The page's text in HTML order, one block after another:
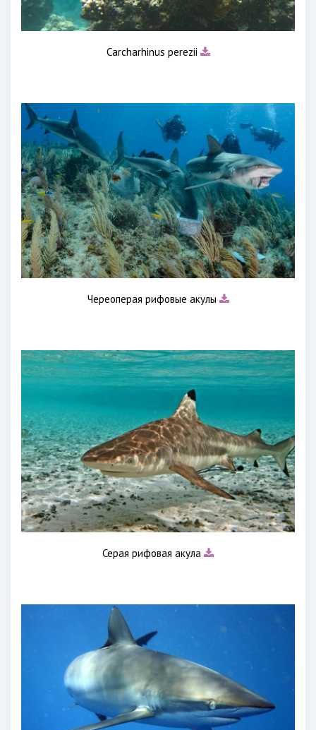
Carcharhinus perezii
Череоперая рифовые акулы
Серая рифовая акула